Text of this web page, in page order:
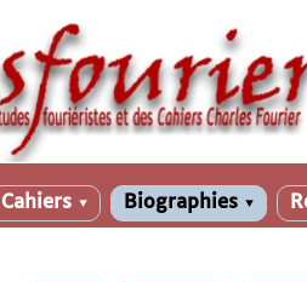
Cahiers ▼ Biographies ▼